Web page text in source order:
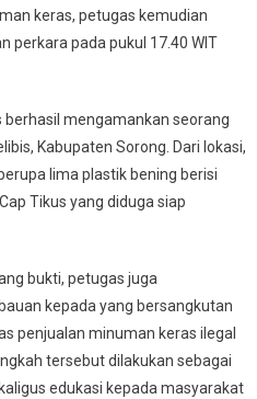
keras, petugas kemudian
perkara pada pukul 17.40 WIT
mengamankan seorang
Kabupaten Sorong. Dari lokasi,
lima plastik bening berisi
Tikus yang diduga siap
bukti, petugas juga
kepada yang bersangkutan
penjualan minuman keras ilegal
tersebut dilakukan sebagai
edukasi kepada masyarakat